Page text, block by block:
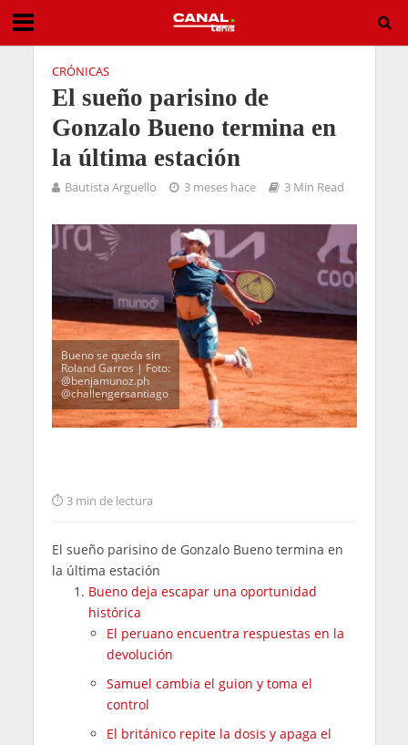
CRÓNICAS
El sueño parisino de
Gonzalo Bueno termina en
la última estación
Bautista Arguello 3 meses hace 3 Min Read
Bueno se queda sin
Roland Garros | Foto:
@benjamunoz.ph
@challengersantiago
3 min de lectura
El sueño parisino de Gonzalo Bueno termina en
la última estación
Bueno deja escapar una oportunidad
histórica
El peruano encuentra respuestas en la
devolución
Samuel cambia el guion y toma el
control
El británico repite la dosis y apaga el